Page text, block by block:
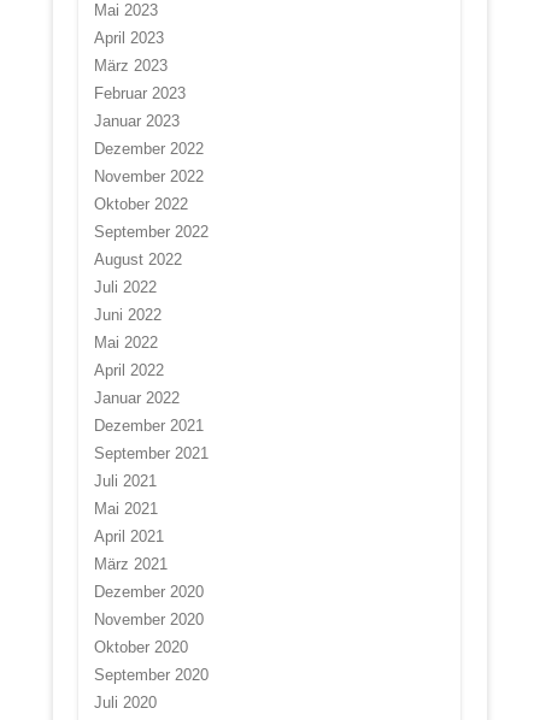
Mai 2023
April 2023
März 2023
Februar 2023
Januar 2023
Dezember 2022
November 2022
Oktober 2022
September 2022
August 2022
Juli 2022
Juni 2022
Mai 2022
April 2022
Januar 2022
Dezember 2021
September 2021
Juli 2021
Mai 2021
April 2021
März 2021
Dezember 2020
November 2020
Oktober 2020
September 2020
Juli 2020